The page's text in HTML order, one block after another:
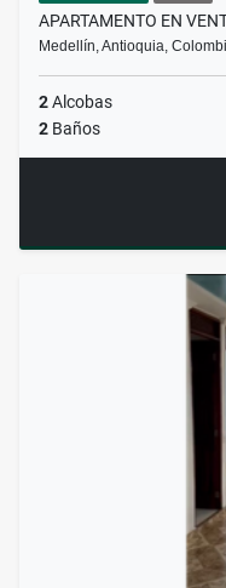
APARTAMENTO EN
Medellín, Antioquia,
2Alcobas
2 Baños